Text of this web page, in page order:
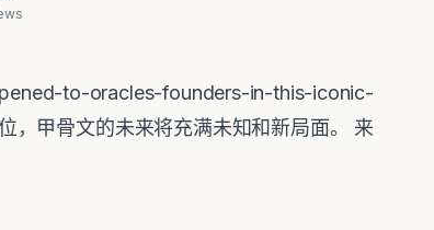
to-oracles-founders-in-this-iconic-
，甲骨文的未来将充满未知和新局面。 来